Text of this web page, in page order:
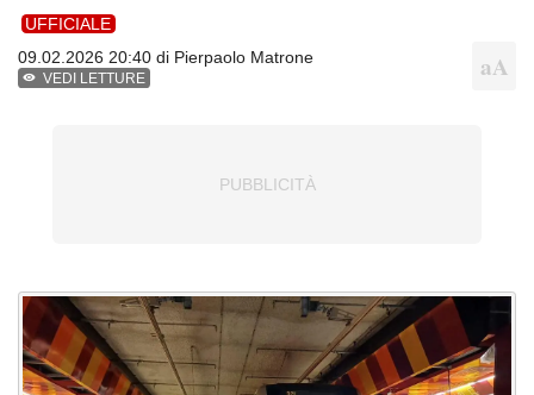
UFFICIALE
09.02.2026 20:40 di Pierpaolo Matrone
VEDI LETTURE